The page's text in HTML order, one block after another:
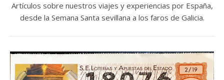
Artículos sobre nuestros viajes y experiencias por España,
desde la Semana Santa sevillana a los faros de Galicia.